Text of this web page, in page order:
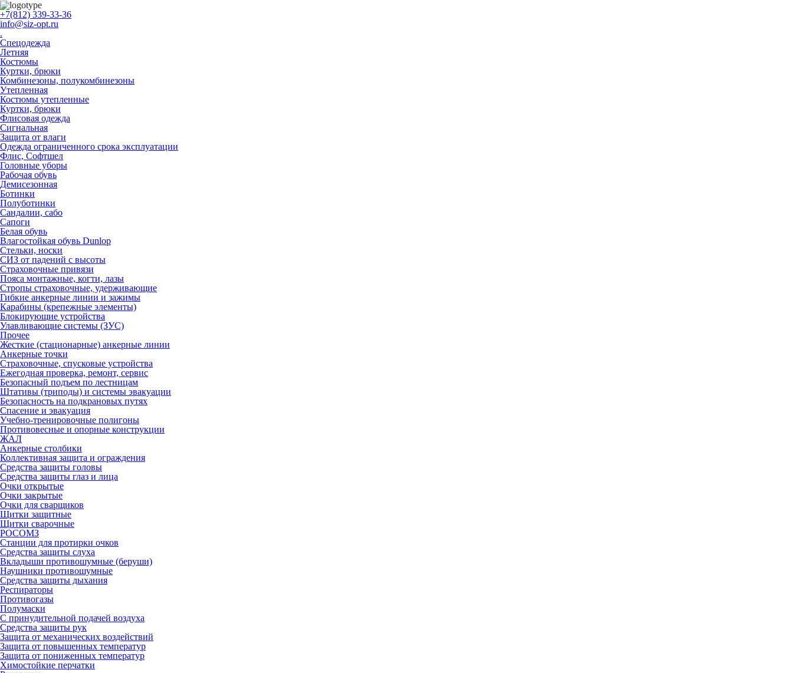
+7(812) 339-33-36
info@siz-opt.ru
.
Спецодежда
Летняя
Костюмы
Куртки, брюки
Комбинезоны, полукомбинезоны
Утепленная
Костюмы утепленные
Куртки, брюки
Флисовая одежда
Сигнальная
Защита от влаги
Одежда ограниченного срока эксплуатации
Флиc, Софтшел
Головные уборы
Рабочая обувь
Демисезонная
Ботинки
Полуботинки
Сандалии, сабо
Сапоги
Белая обувь
Влагостойкая обувь Dunlop
Стельки, носки
СИЗ от падений с высоты
Страховочные привязи
Пояса монтажные, когти, лазы
Стропы страховочные, удерживающие
Гибкие анкерные линии и зажимы
Карабины (крепежные элементы)
Блокирующие устройства
Улавливающие системы (ЗУС)
Прочее
Жесткие (стационарные) анкерные линии
Анкерные точки
Страховочные, спусковые устройства
Ежегодная проверка, ремонт, сервис
Безопасный подъем по лестницам
Штативы (триподы) и системы эвакуации
Безопасность на подкрановых путях
Спасение и эвакуация
Учебно-тренировочные полигоны
Противовесные и опорные конструкции
ЖАЛ
Анкерные столбики
Коллективная защита и ограждения
Средства защиты головы
Средства защиты глаз и лица
Очки открытые
Очки закрытые
Очки для сварщиков
Щитки защитные
Щитки сварочные
РОСОМЗ
Станции для протирки очков
Средства защиты слуха
Вкладыши противошумные (беруши)
Наушники противошумные
Средства защиты дыхания
Респираторы
Противогазы
Полумаски
С принудительной подачей воздуха
Средства защиты рук
Защита от механических воздействий
Защита от повышенных температур
Защита от пониженных температур
Химостойкие перчатки